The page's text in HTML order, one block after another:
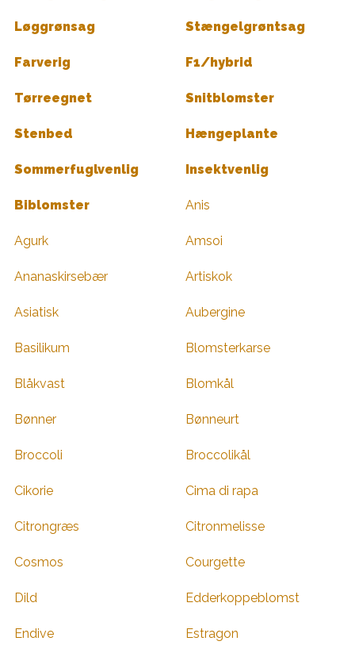
Løggrønsag Stængelgrøntsag
Farverig F1/hybrid
Tørreegnet Snitblomster
Stenbed Hængeplante
Sommerfuglvenlig Insektvenlig
Biblomster Anis
Agurk Amsoi
Ananaskirsebær Artiskok
Asiatisk Aubergine
Basilikum Blomsterkarse
Blåkvast Blomkål
Bønner Bønneurt
Broccoli Broccolikål
Cikorie Cima di rapa
Citrongræs Citronmelisse
Cosmos Courgette
Dild Edderkoppeblomst
Endive Estragon